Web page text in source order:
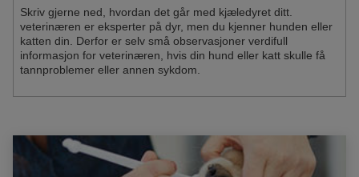
Skriv gjerne ned, hvordan det går med kjæledyret ditt.
veterinæren er eksperter på dyr, men du kjenner hunden eller
katten din. Derfor er selv små observasjoner verdifull
informasjon for veterinæren, hvis din hund eller katt skulle få
tannproblemer eller annen sykdom.